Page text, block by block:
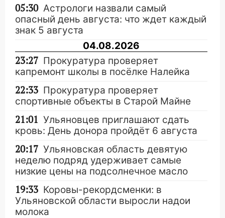
05:30 Астрологи назвали самый
опасный день августа: что ждет каждый
знак 5 августа
04.08.2026
23:27 Прокуратура проверяет
капремонт школы в посёлке Налейка
22:33 Прокуратура проверяет
спортивные объекты в Старой Майне
21:01 Ульяновцев приглашают сдать
кровь: День донора пройдёт 6 августа
20:17 Ульяновская область девятую
неделю подряд удерживает самые
низкие цены на подсолнечное масло
19:33 Коровы-рекордсменки: в
Ульяновской области выросли надои
молока